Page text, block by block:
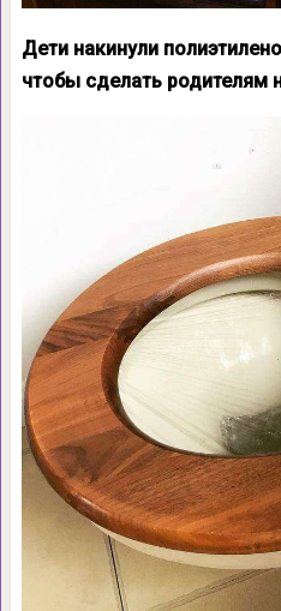
Дети накинули
чтобы сделать родителям